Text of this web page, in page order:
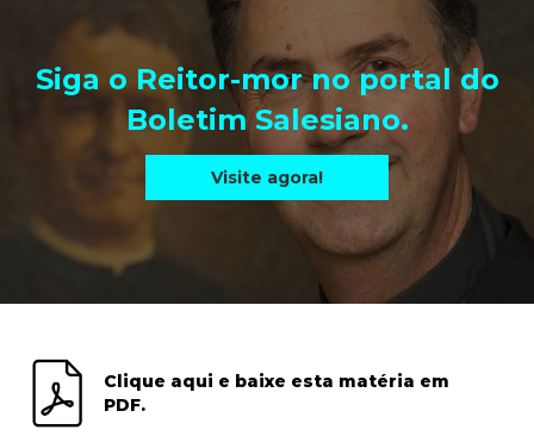
Siga o Reitor-mor no portal do
Boletim Salesiano.
Visite agora!
Clique aqui e baixe esta matéria em
PDF.